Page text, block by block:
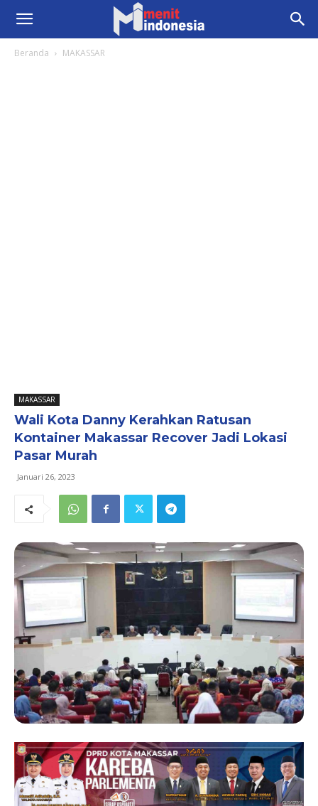
Beranda MAKASSAR
MAKASSAR
Wali Kota Danny Kerahkan Ratusan
Kontainer Makassar Recover Jadi Lokasi
Pasar Murah
Januari 26, 2023